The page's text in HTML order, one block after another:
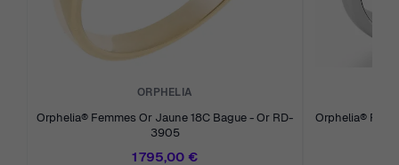
ORPHELIA
Orphelia® Femmes Or Jaune 18C Bague - Or RD-
3905
1 795,00 €
Orphelia® Femmes Or blanc 18C Bague - Argent